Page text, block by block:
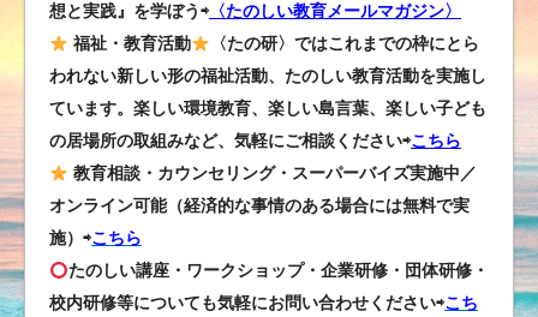
想と実践』を学ぼう⇨ 〈たのしい教育メールマガジン〉
福祉・教育活動
〈たの研〉ではこれまでの枠にとら
われない新しい形の福祉活動、たのしい教育活動を実施し
ています。楽しい環境教育、楽しい島言葉、楽しい子ども
の居場所の取組みなど、気軽にご相談ください⇨こちら
教育相談・カウンセリング・スーパーバイズ実施中／
オンライン可能（経済的な事情のある場合には無料で実
施）⇨こちら
たのしい講座・ワークショップ・企業研修・団体研修・
校内研修等についても気軽にお問い合わせください⇨こち